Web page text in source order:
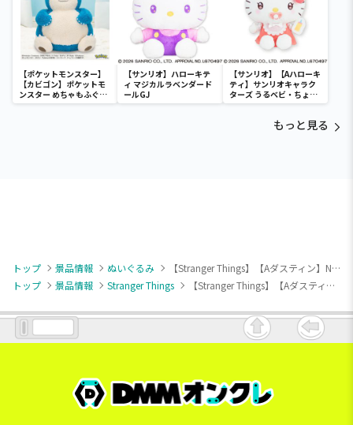
【ポケットモンスター】
【カビゴン】ポケットモ
ンスター めちゃもふぐっ
と ほっこりいやされぬい
【サンリオ】ハローキテ
ィ マジカルラベンダード
ールGJ
【サンリオ】【Aハローキ
ティ】サンリオキャラク
ターズ うるベビ・ちょい
デカドール
もっと見る
トップ 景品情報 ぬいぐるみ
【Stranger Things】【Aダスティン】Netflixシリーズ「ストレンジャー・シングス 未知の世界」 ミニぬいぐるみ（EX）
トップ
景品情報 Stranger Things 【Stranger Things】【Aダスティン】Netflixシリーズ「ストレンジャー・シングス 未知の世界」 ミニぬいぐるみ（EX）